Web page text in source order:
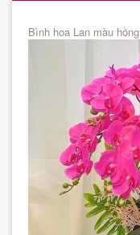
Bình hoa Lan màu hồng